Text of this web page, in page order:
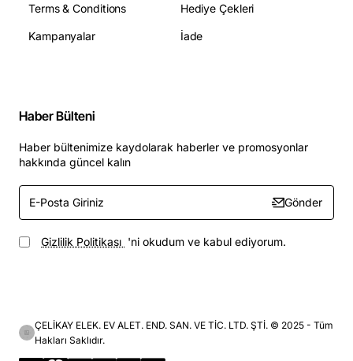
Terms & Conditions
Kampanyalar
Hediye Çekleri
İade
Haber Bülteni
Haber bültenimize kaydolarak haberler ve promosyonlar
hakkında güncel kalın
E-
Posta
Giriniz
Gönder
Gizlilik Politikası 'ni okudum ve kabul ediyorum.
ÇELİKAY ELEK. EV ALET. END. SAN. VE TİC. LTD. ŞTİ. © 2025 - Tüm
Hakları Saklıdır.